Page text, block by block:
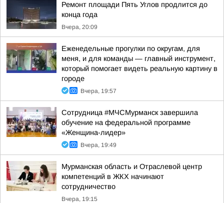
Ремонт площади Пять Углов продлится до
конца года
Вчера, 20:09
Еженедельные прогулки по округам, для
меня, и для команды — главный инструмент,
который помогает видеть реальную картину в
городе
Вчера, 19:57
Сотрудница #МЧСМурманск завершила
обучение на федеральной программе
«Женщина-лидер»
Вчера, 19:49
Мурманская область и Отраслевой центр
компетенций в ЖКХ начинают
сотрудничество
Вчера, 19:15